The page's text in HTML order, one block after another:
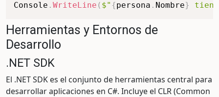
Console . WriteLine ( $" {persona . Nombre}
Herramientas y Entornos de
Desarrollo
.NET SDK
El .NET SDK es el conjunto de herramientas central para
desarrollar aplicaciones en C#. Incluye el CLR (Common